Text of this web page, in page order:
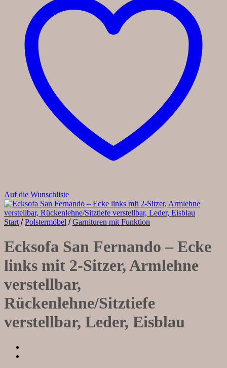
Auf die Wunschliste
Start / Polstermöbel / Garnituren mit Funktion
Ecksofa San Fernando – Ecke
links mit 2-Sitzer, Armlehne
verstellbar,
Rückenlehne/Sitztiefe
verstellbar, Leder, Eisblau